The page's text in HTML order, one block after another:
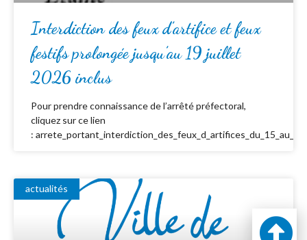
Interdiction des feux d’artifice et feux
festifs prolongée jusqu’au 19 juillet
2026 inclus
Pour prendre connaissance de l’arrêté préfectoral,
cliquez sur ce lien
:
actualités